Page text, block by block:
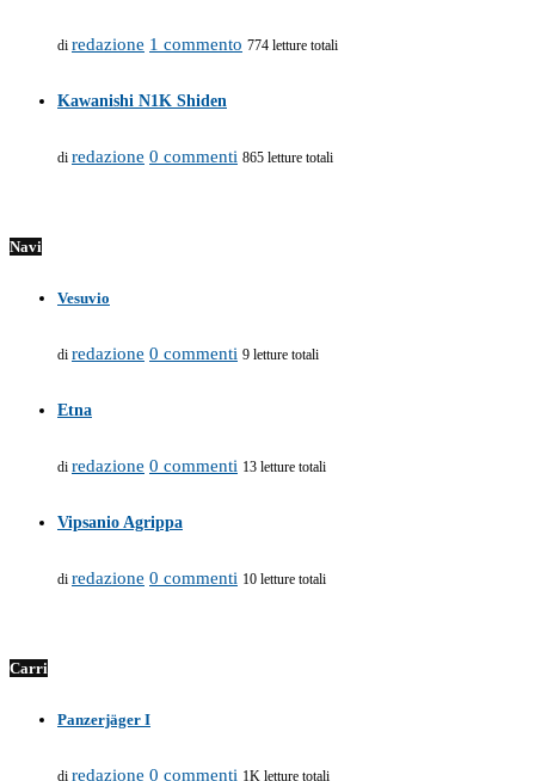
di redazione 1 commento 774 letture totali
Kawanishi N1K Shiden
di redazione 0 commenti 865 letture totali
Navi
Vesuvio
di redazione 0 commenti 9 letture totali
Etna
di redazione 0 commenti 13 letture totali
Vipsanio Agrippa
di redazione 0 commenti 10 letture totali
Carri
Panzerjäger I
di redazione 0 commenti 1K letture totali